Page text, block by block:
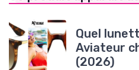
Quel
Aviateur
(2026)